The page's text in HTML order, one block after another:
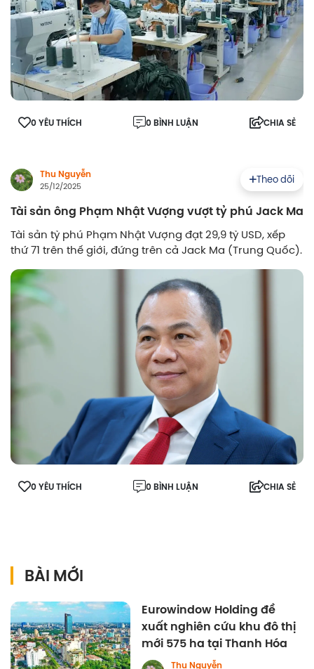
0 YÊU THÍCH 0 BÌNH LUẬN CHIA SẺ
Thu Nguyễn
25/12/2025
Theo dõi
Tài sản ông Phạm Nhật Vượng vượt tỷ phú Jack Ma
Tài sản tỷ phú Phạm Nhật Vượng đạt 29,9 tỷ USD, xếp
thứ 71 trên thế giới, đứng trên cả Jack Ma (Trung Quốc).
0 YÊU THÍCH 0 BÌNH LUẬN CHIA SẺ
BÀI MỚI
Eurowindow Holding đề
xuất nghiên cứu khu đô thị
mới 575 ha tại Thanh Hóa
Thu Nguyễn